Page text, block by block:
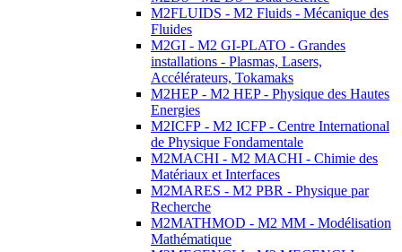
M2FLUIDS - M2 Fluids - Mécanique des
Fluides
M2GI - M2 GI-PLATO - Grandes
installations - Plasmas, Lasers,
Accélérateurs, Tokamaks
M2HEP - M2 HEP - Physique des Hautes
Energies
M2ICFP - M2 ICFP - Centre International
de Physique Fondamentale
M2MACHI - M2 MACHI - Chimie des
Matériaux et Interfaces
M2MARES - M2 PBR - Physique par
Recherche
M2MATHMOD - M2 MM - Modélisation
Mathématique